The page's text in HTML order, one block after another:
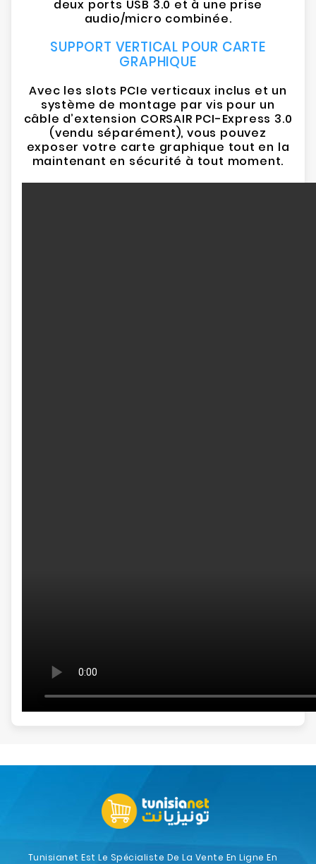
deux ports USB 3.0 et à une prise
audio/micro combinée.
SUPPORT VERTICAL POUR CARTE
GRAPHIQUE
Avec les slots PCIe verticaux inclus et un
système de montage par vis pour un
câble d’extension CORSAIR PCI-Express 3.0
(vendu séparément), vous pouvez
exposer votre carte graphique tout en la
maintenant en sécurité à tout moment.
Tunisianet Est Le Spécialiste De La Vente En Ligne En